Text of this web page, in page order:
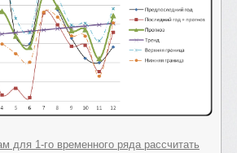
для 1-го временного ряда рассчитать